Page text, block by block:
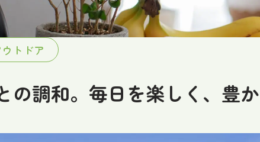
トドア
の調和。毎日を楽しく、豊